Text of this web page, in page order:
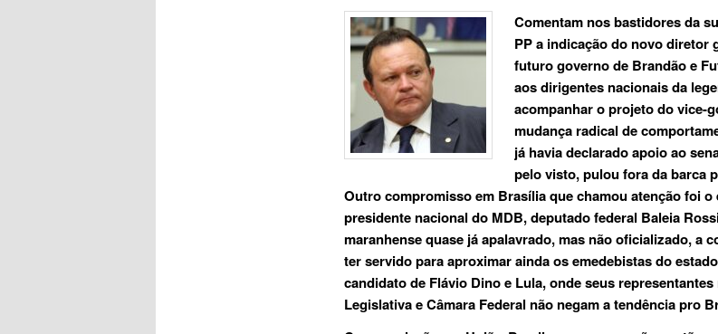
Comentam nos bastidores da
PP a indicação do novo diretor
futuro governo de Brandão e
aos dirigentes nacionais da
acompanhar o projeto do vice-
mudança radical de
já havia declarado apoio ao
pelo visto, pulou fora da barca
Outro compromisso em Brasília que chamou atenção foi
presidente nacional do MDB, deputado federal Baleia
maranhense quase já apalavrado, mas não oficializado, a
ter servido para aproximar ainda os emedebistas do
candidato de Flávio Dino e Lula, onde seus
Legislativa e Câmara Federal não negam a tendência pro